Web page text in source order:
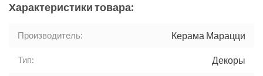
Характеристики товара:
Производитель: Керама Марацци
Тип: Декоры